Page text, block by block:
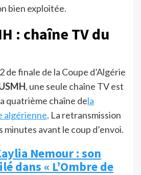
bien exploitée.
: chaîne TV du
de finale de la Coupe d’Algérie
, une seule chaîne TV est
quatrième chaîne dela
algérienne. La retransmission
avant le coup d’envoi.
Nemour : son
dans « L’Ombre de